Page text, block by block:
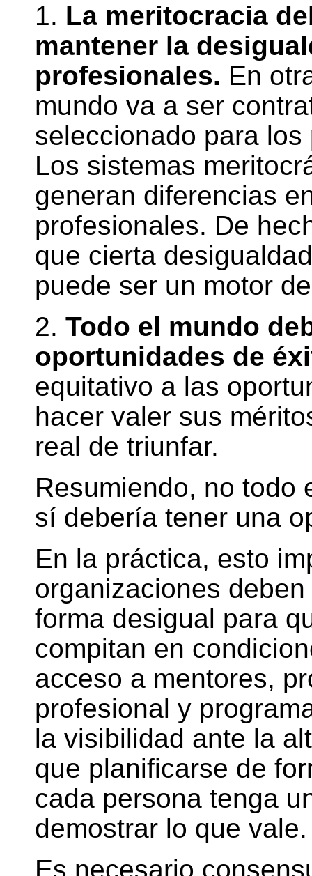
1. La meritocracia
mantener la
profesionales. En
mundo va a ser
seleccionado para
Los sistemas
generan diferencias
profesionales. De
que cierta
puede ser un motor
2. Todo el mundo
oportunidades de
equitativo a las
hacer valer sus
real de triunfar.
Resumiendo, no todo
sí debería tener una
En la práctica, esto
organizaciones
forma desigual para
compitan en
acceso a mentores,
profesional y
la visibilidad ante la
que planificarse de
cada persona tenga
demostrar lo que vale.
Es necesario